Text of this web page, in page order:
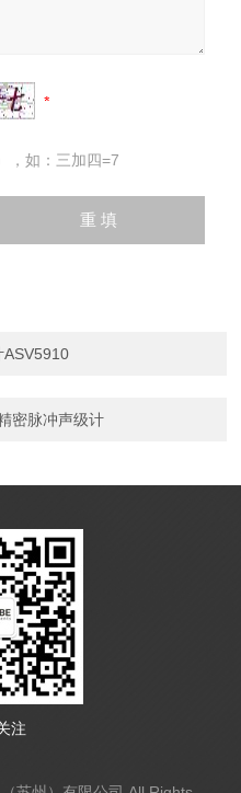
，如：三加四=7
ASV5910
密脉冲声级计
注